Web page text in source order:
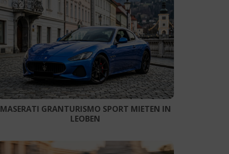
MASERATI GRANTURISMO SPORT MIETEN IN
LEOBEN